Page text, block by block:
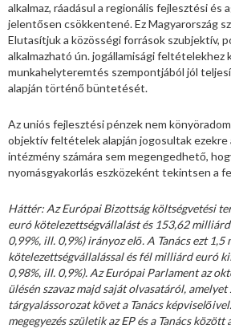
alkalmaz, ráadásul a regionális fejlesztési és
jelentősen csökkentené. Ez Magyarország
Elutasítjuk a közösségi források szubjektív,
alkalmazható ún. jogállamisági feltételekhez
munkahelyteremtés szempontjából jól
alapján történő büntetését.
Az uniós fejlesztési pénzek nem
objektív feltételek alapján jogosultak ezekre
intézmény számára sem megengedhető,
nyomásgyakorlás eszközeként tekintsen a
Háttér: Az Európai Bizottság költségvetési
euró kötelezettségvállalást és 153,62
0,99%, ill. 0,9%) irányoz elő. A Tanács ezt
kötelezettségvállalással és fél milliárd euró
0,98%, ill. 0,9%). Az Európai Parlament az
ülésén szavaz majd saját olvasatáról,
tárgyalássorozat követ a Tanács
megegyezés születik az EP és a Tanács